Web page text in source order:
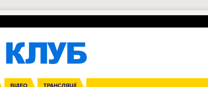
ВІДЕО ТРАНСЛЯЦІЇ
Ліга націй Ліга конференцій
Франція ІншіЧЄ-2015 (U-21)
УПЛ-ПЕРЕХОДИ